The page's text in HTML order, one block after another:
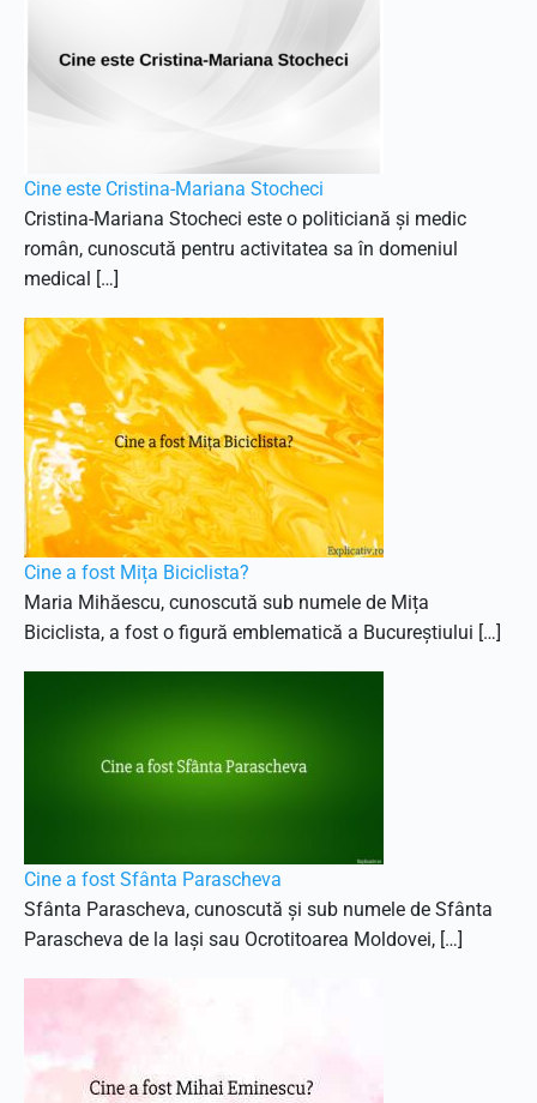
Cine este Cristina-Mariana Stocheci
Cristina-Mariana Stocheci este o politiciană și medic
român, cunoscută pentru activitatea sa în domeniul
medical […]
Cine a fost Mița Biciclista?
Maria Mihăescu, cunoscută sub numele de Mița
Biciclista, a fost o figură emblematică a Bucureștiului […]
Cine a fost Sfânta Parascheva
Sfânta Parascheva, cunoscută și sub numele de Sfânta
Parascheva de la Iași sau Ocrotitoarea Moldovei, […]